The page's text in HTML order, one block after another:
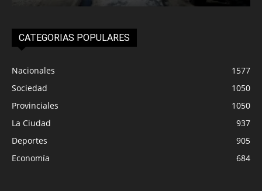
CATEGORIAS POPULARES
Nacionales
1577
Sociedad
1050
Provinciales
1050
La Ciudad
937
Deportes
905
Economía
684